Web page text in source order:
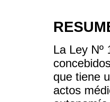
La Ley Nº
que tiene
actos